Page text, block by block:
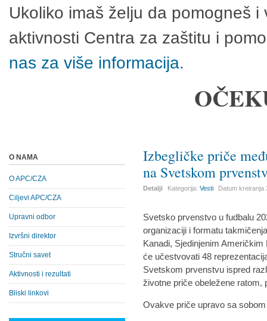
Ukoliko imaš želju da pomogneš
aktivnosti Centra za zaštitu i
nas za više informacija.
Izbegličke priče
na Svetskom
Detalji Kategorija:Vesti Datum kreiranja
Svetsko prvenstvo u fudbalu
organizaciji i formatu
Kanadi, Sjedinjenim
će učestvovati 48
Svetskom prvenstvu ispred
životne priče obeležene ratom,
Ovakve priče upravo sa
O NAMA
O APC/CZA
Ciljevi APC/CZA
Upravni odbor
Izvršni direktor
Stručni savet
Aktivnosti i rezultati
Bliski linkovi